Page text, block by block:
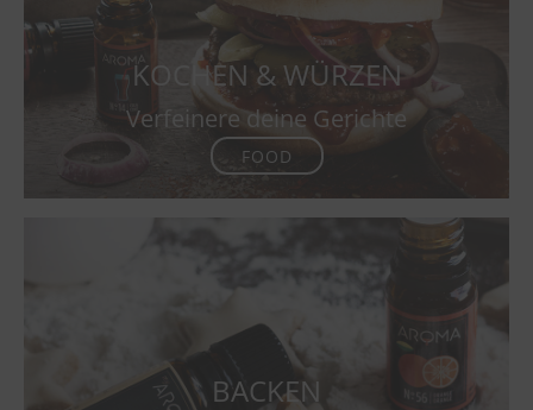
KOCHEN & WÜRZEN
Verfeinere deine Gerichte
FOOD
BACKEN